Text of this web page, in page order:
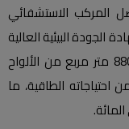
المركب الاستشفائي
البيئية العالية
(HQE) من مستوى “ممتاز”. وهو مجهز ب 8800 متر مربع من الألواح
من 10 في المائة من احتياجاته الطاقية، ما